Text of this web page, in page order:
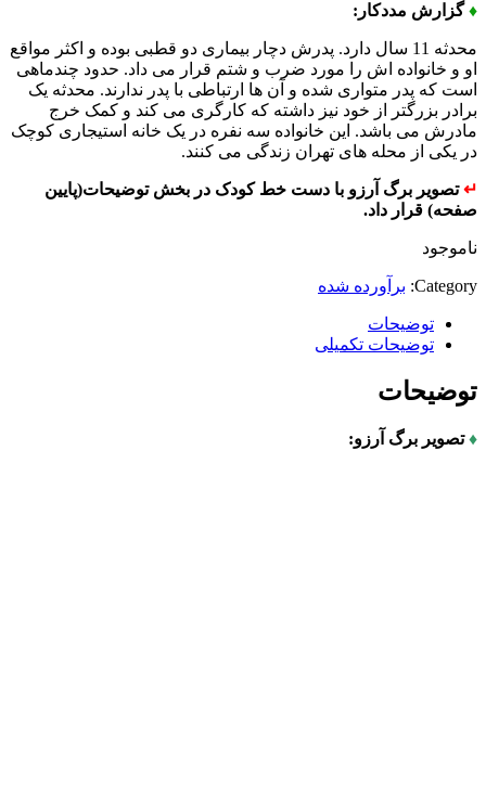
♦گزارش مددکار:
محدثه 11 سال دارد. پدرش دچار بیماری دو قطبی بوده و اکثر مواقع
او و خانواده اش را مورد ضرب و شتم قرار می داد. حدود چندماهی
است که پدر متواری شده و آن ها ارتباطی با پدر ندارند. محدثه یک
برادر بزرگتر از خود نیز داشته که کارگری می کند و کمک خرج
مادرش می باشد. این خانواده سه نفره در یک خانه استیجاری کوچک
در یکی از محله های تهران زندگی می کنند.
↵تصویر برگ آرزو با دست خط کودک در بخش توضیحات(پایین
صفحه) قرار داد.
ناموجود
Category: برآورده شده
توضیحات
توضیحات تکمیلی
توضیحات
♦تصویر برگ آرزو: